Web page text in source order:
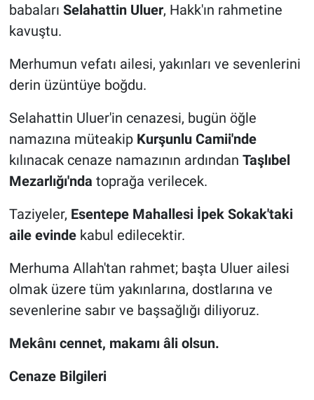
babaları Selahattin Uluer, Hakk'ın rahmetine
kavuştu.
Merhumun vefatı ailesi, yakınları ve sevenlerini
derin üzüntüye boğdu.
Selahattin Uluer'in cenazesi, bugün öğle
namazına müteakip Kurşunlu Camii'nde
kılınacak cenaze namazının ardından Taşlıbel
Mezarlığı'nda toprağa verilecek.
Taziyeler, Esentepe Mahallesi İpek Sokak'taki
aile evindekabul edilecektir.
Merhuma Allah'tan rahmet; başta Uluer ailesi
olmak üzere tüm yakınlarına, dostlarına ve
sevenlerine sabır ve başsağlığı diliyoruz.
Mekânı cennet, makamı âli olsun.
Cenaze Bilgileri
Niğde
Aksaray
Yerel
Asayiş
Kültür - Sanat
Magazin
Çevre
Haberde İnsan